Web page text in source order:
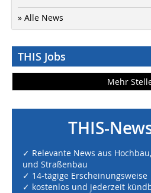
» Alle News
THIS Jobs
Mehr
THIS-
✓ Relevante News aus
und Straßenbau
✓ 14-tägige Erscheinungsweise
✓ kostenlos und jederzeit